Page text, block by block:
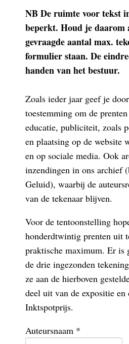
NB De ruimte voor tekst
beperkt. Houd je daarom
gevraagde aantal max.
formulier staan. De
handen van het bestuur.
Zoals ieder jaar geef je
toestemming om de
educatie, publiciteit, zoals
en plaatsing op de website
en op sociale media. Ook
inzendingen in ons archief
Geluid), waarbij de
van de tekenaar blijven.
Voor de tentoonstelling
honderdtwintig prenten uit
praktische maximum. Er is
de drie ingezonden
ze aan de hierboven
deel uit van de expositie en
Inktspotprijs.
Auteursnaam *